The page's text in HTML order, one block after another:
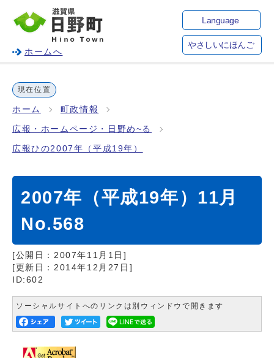
ホームへ
Language
やさしいにほんご
現在位置
ホーム 町政情報
広報・ホームページ・日野め~る
広報ひの2007年（平成19年）
2007年（平成19年）11月
No.568
[公開日： 2007年11月1日 ]
[更新日： 2014年12月27日 ]
ID:602
ソーシャルサイトへのリンクは別ウィンドウで開きます